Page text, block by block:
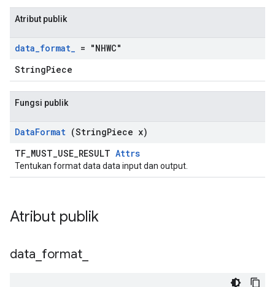
Atribut publik
data_format_ = "NHWC"
StringPiece
Fungsi publik
DataFormat (StringPiece x)
TF_MUST_USE_RESULT Attrs
Tentukan format data data input dan output.
Atribut publik
data format